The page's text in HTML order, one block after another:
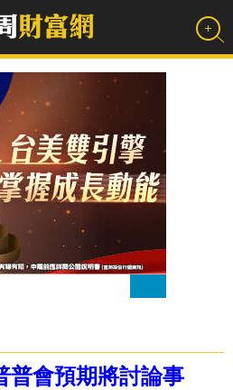
普會預期將討論事